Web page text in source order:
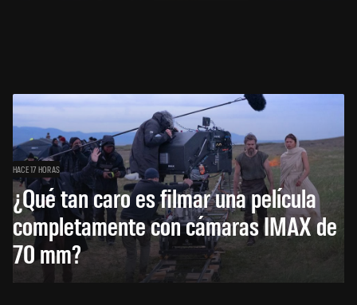
HACE 17 HORAS
¿Qué tan caro es filmar una película
completamente con cámaras IMAX de
70 mm?